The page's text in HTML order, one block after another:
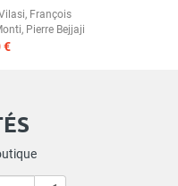
, François
, Pierre Bejjaji
€